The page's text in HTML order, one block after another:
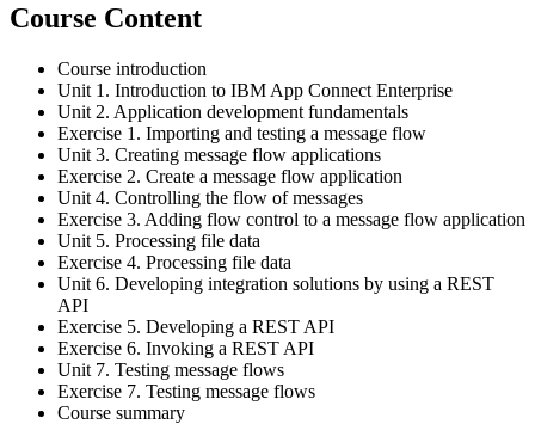
Course Content
Course introduction
Unit 1. Introduction to IBM App Connect Enterprise
Unit 2. Application development fundamentals
Exercise 1. Importing and testing a message flow
Unit 3. Creating message flow applications
Exercise 2. Create a message flow application
Unit 4. Controlling the flow of messages
Exercise 3. Adding flow control to a message flow application
Unit 5. Processing file data
Exercise 4. Processing file data
Unit 6. Developing integration solutions by using a REST
API
Exercise 5. Developing a REST API
Exercise 6. Invoking a REST API
Unit 7. Testing message flows
Exercise 7. Testing message flows
Course summary